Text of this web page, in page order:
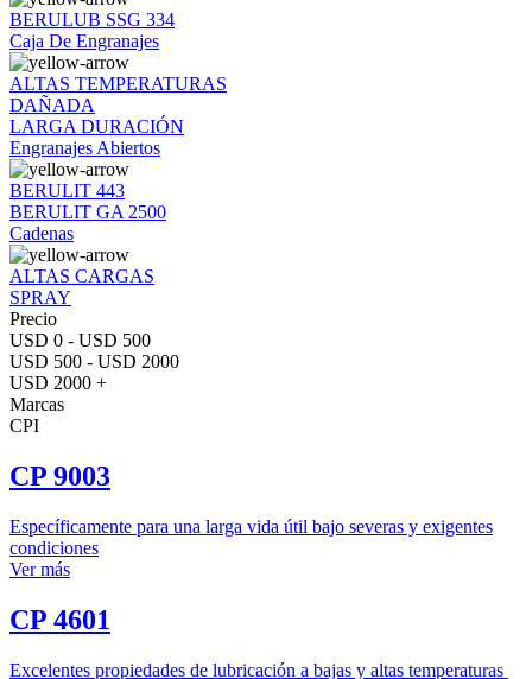
BERULUB SSG 334
Caja De Engranajes
ALTAS TEMPERATURAS
DAÑADA
LARGA DURACIÓN
Engranajes Abiertos
BERULIT 443
BERULIT GA 2500
Cadenas
ALTAS CARGAS
SPRAY
Precio
USD 0 - USD 500
USD 500 - USD 2000
USD 2000 +
Marcas
CPI
CP 9003
Específicamente para una larga vida útil bajo severas y exigentes
condiciones
Ver más
CP 4601
Excelentes propiedades de lubricación a bajas y altas temperaturas